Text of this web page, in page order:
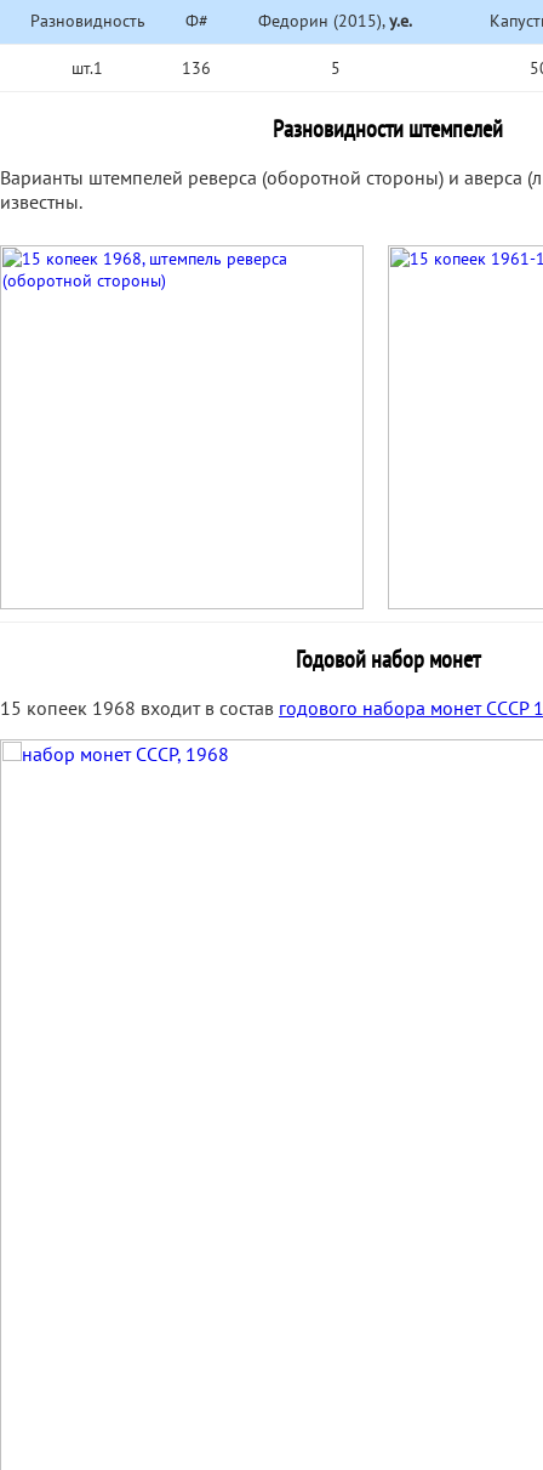
Разновидность Ф# Федорин (2015),у.е.
шт.1 136 5
Разновидности штемпелей
Варианты штемпелей реверса (оборотной стороны) и аверса
известны.
Годовой набор монет
15 копеек 1968 входит в состав годового набора монет СССР